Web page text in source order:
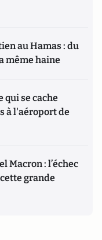
au Hamas : du
même haine
qui se cache
à l'aéroport de
Macron : l’échec
grande